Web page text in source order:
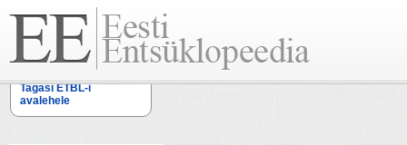
Tagasi ETBL-i
avalehele